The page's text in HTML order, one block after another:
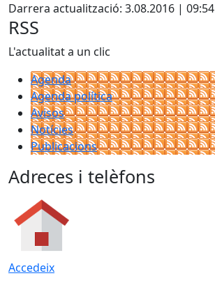
Darrera actualització: 3.08.2016 | 09:54
RSS
L'actualitat a un clic
Agenda
Agenda política
Avisos
Notícies
Publicacions
Adreces i telèfons
Accedeix